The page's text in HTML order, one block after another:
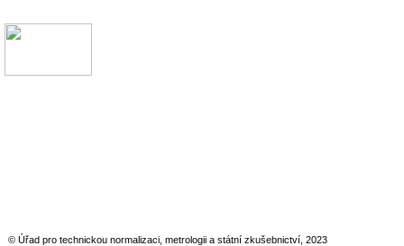
© Úřad pro technickou normalizaci, metrologii a státní zkušebnictví, 2023